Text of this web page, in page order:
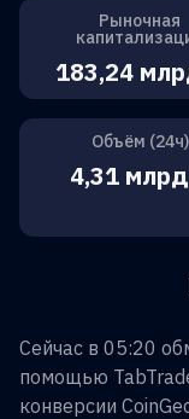
Рыночная
183,24
Объём (24ч)
4,31
Сейчас в 05:20
помощью
конверсии